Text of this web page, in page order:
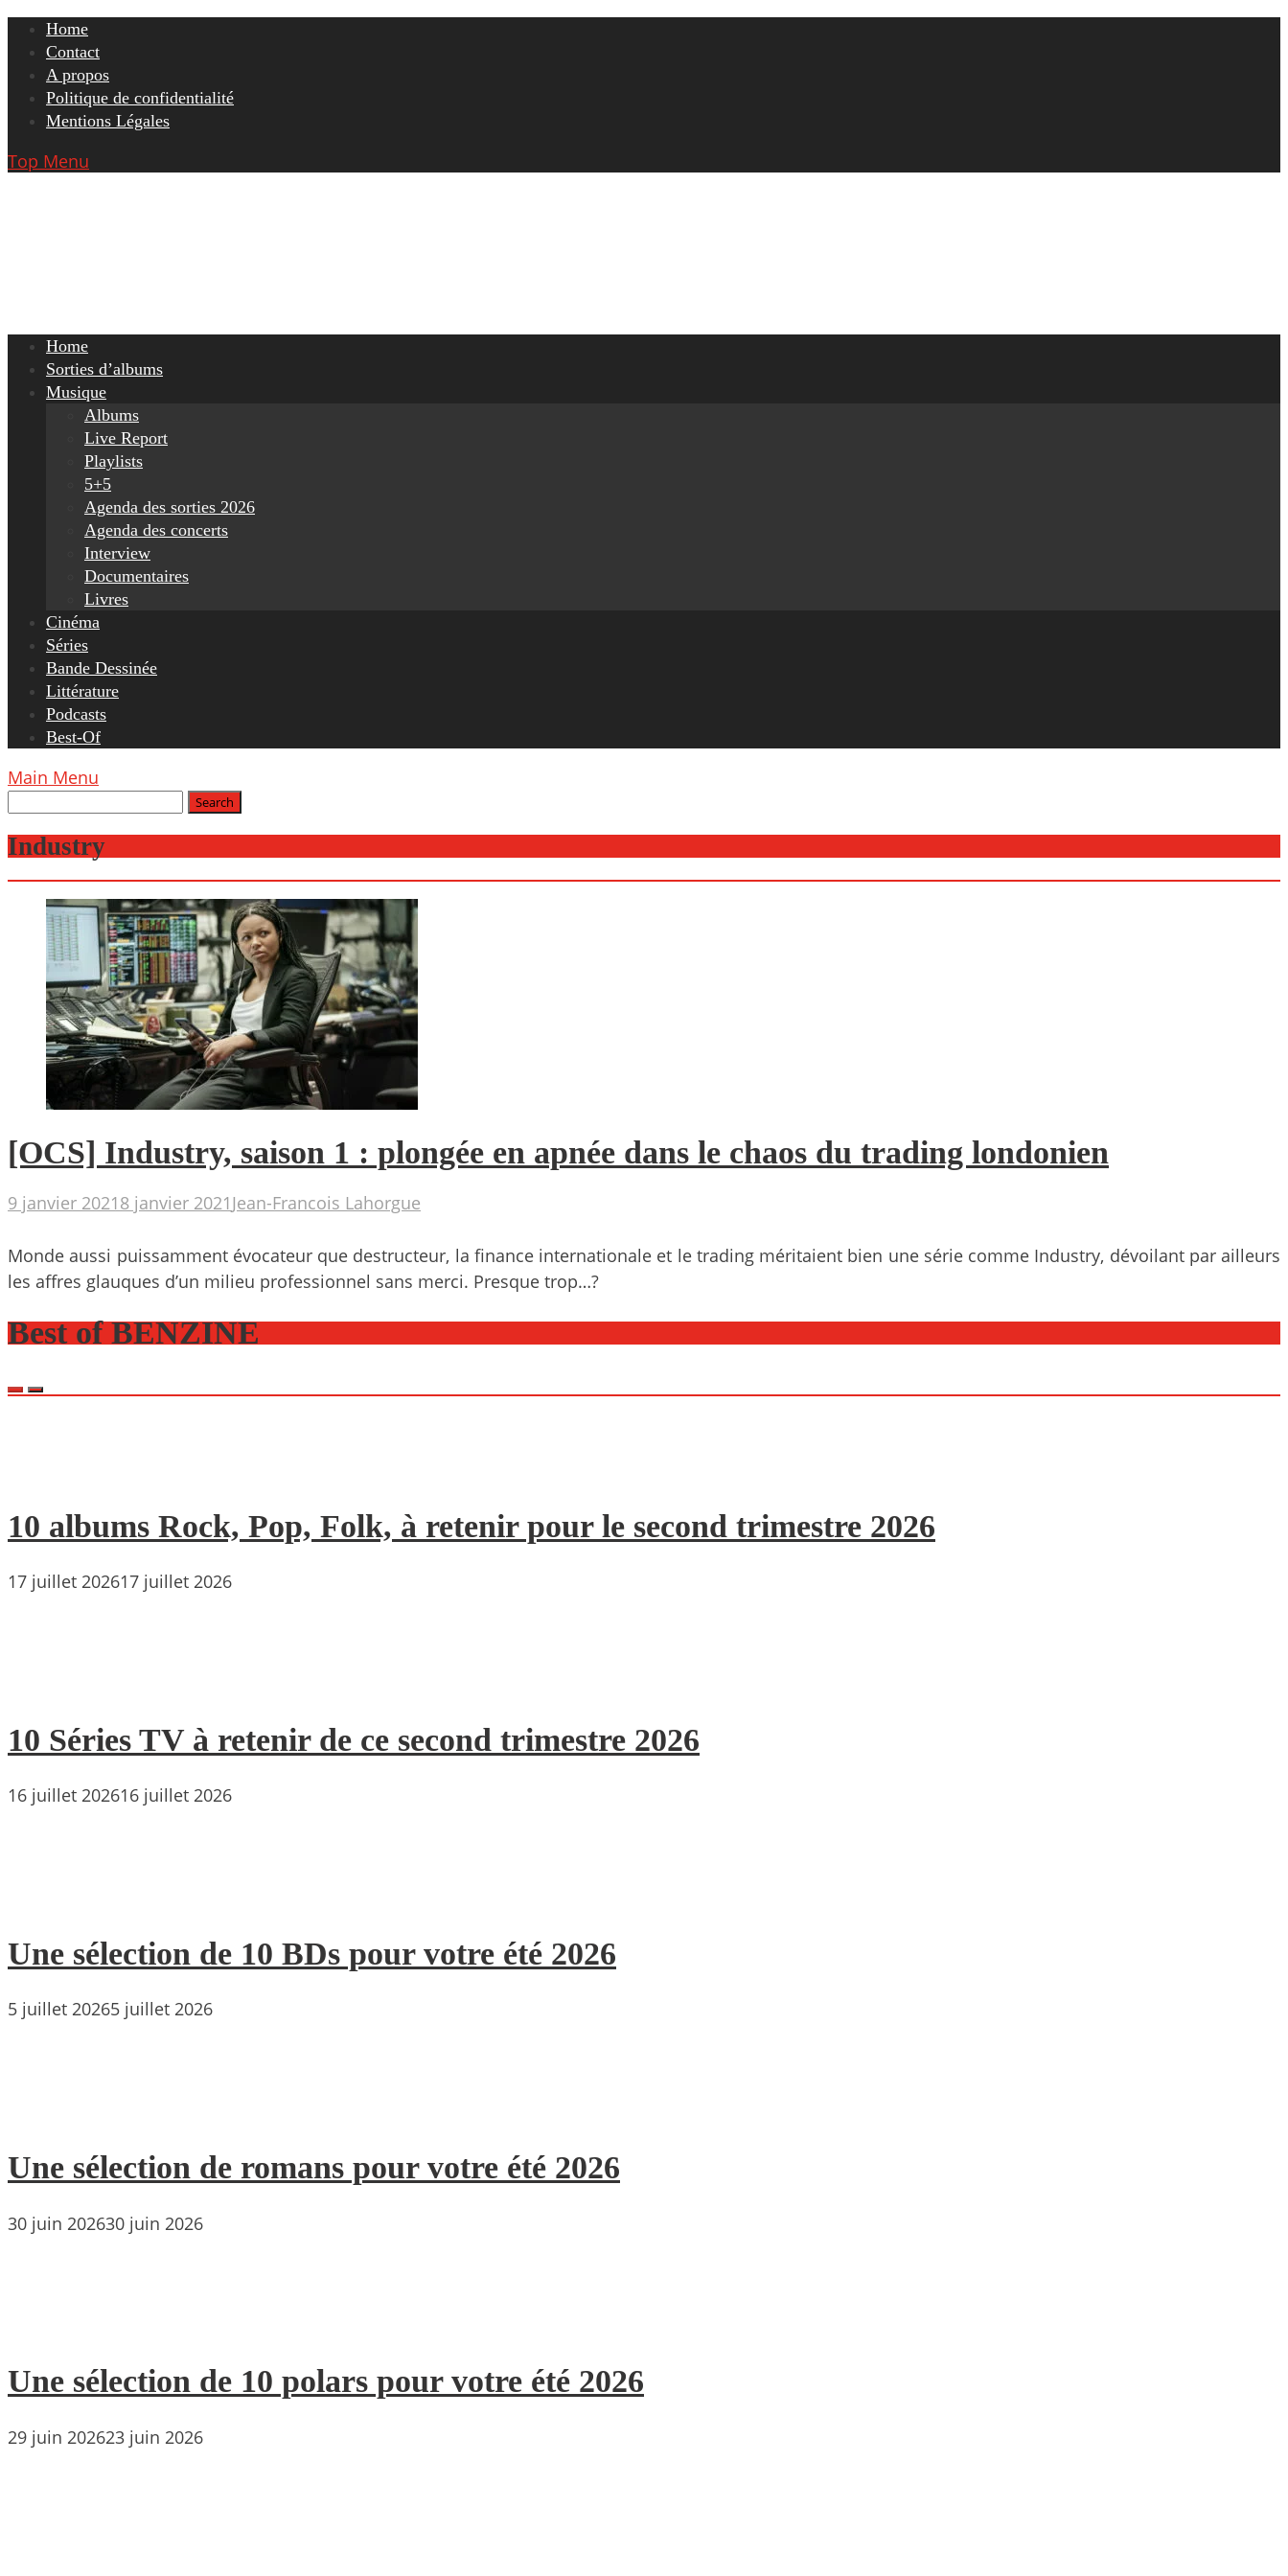
Skip
content
Home
Contact
A propos
Politique de confidentialité
Mentions Légales
Top Menu
Home
Sorties d’albums
Musique
Albums
Live Report
Playlists
5+5
Agenda des sorties 2026
Agenda des concerts
Interview
Documentaires
Livres
Cinéma
Séries
Bande Dessinée
Littérature
Podcasts
Best-Of
Main Menu
Industry
[OCS] Industry, saison 1 : plongée en apnée dans le chaos du trading londonien
9 janvier 20218 janvier 2021Jean-Francois Lahorgue
Monde aussi puissamment évocateur que destructeur, la finance internationale et le trading méritaient bien une série comme Industry, dévoilant par ailleurs
les affres glauques d’un milieu professionnel sans merci. Presque trop…?
Best of BENZINE
10 albums Rock, Pop, Folk, à retenir pour le second trimestre 2026
17 juillet 202617 juillet 2026
10 Séries TV à retenir de ce second trimestre 2026
16 juillet 202616 juillet 2026
Une sélection de 10 BDs pour votre été 2026
5 juillet 20265 juillet 2026
Une sélection de romans pour votre été 2026
30 juin 202630 juin 2026
Une sélection de 10 polars pour votre été 2026
29 juin 202623 juin 2026